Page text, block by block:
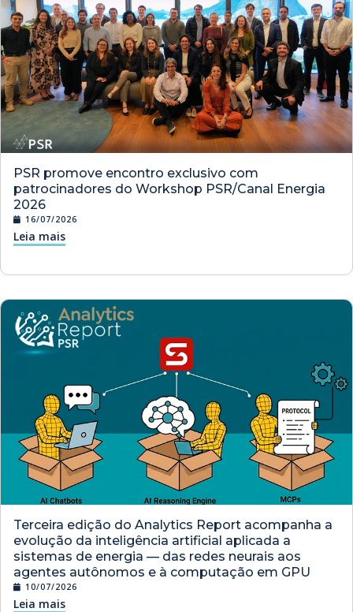
PSR promove encontro exclusivo com
patrocinadores do Workshop PSR/Canal Energia
2026
16/07/2026
Leia mais
Terceira edição do Analytics Report acompanha a
evolução da inteligência artificial aplicada a
sistemas de energia — das redes neurais aos
agentes autônomos e à computação em GPU
10/07/2026
Leia mais